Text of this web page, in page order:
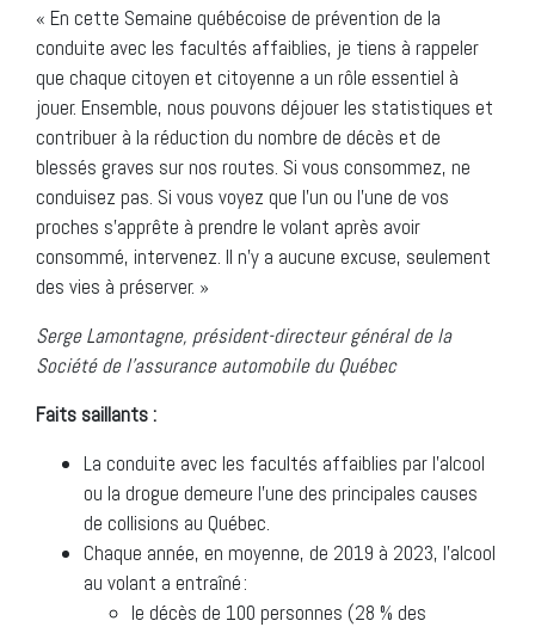
« En cette Semaine québécoise de prévention de la
conduite avec les facultés affaiblies, je tiens à rappeler
que chaque citoyen et citoyenne a un rôle essentiel à
jouer. Ensemble, nous pouvons déjouer les statistiques et
contribuer à la réduction du nombre de décès et de
blessés graves sur nos routes. Si vous consommez, ne
conduisez pas. Si vous voyez que l’un ou l’une de vos
proches s’apprête à prendre le volant après avoir
consommé, intervenez. Il n’y a aucune excuse, seulement
des vies à préserver. »
Serge Lamontagne, président-directeur général de la
Société de l’assurance automobile du Québec
Faits saillants :
La conduite avec les facultés affaiblies par l’alcool
ou la drogue demeure l’une des principales causes
de collisions au Québec.
Chaque année, en moyenne, de 2019 à 2023, l’alcool
au volant a entraîné :
le décès de 100 personnes (28 % des